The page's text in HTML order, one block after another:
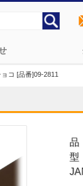
コ [品番]09-2811